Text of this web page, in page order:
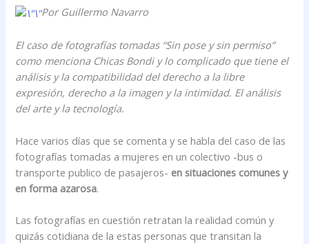
Por Guillermo Navarro
El caso de fotografías tomadas “Sin pose y sin permiso”
como menciona Chicas Bondi y lo complicado que tiene el
análisis y la compatibilidad del derecho a la libre
expresión, derecho a la imagen y la intimidad. El análisis
del arte y la tecnología.
Hace varios días que se comenta y se habla del caso de las
fotografías tomadas a mujeres en un colectivo -bus o
transporte publico de pasajeros- en situaciones comunes y
en forma azarosa.
Las fotografías en cuestión retratan la realidad común y
quizás cotidiana de la estas personas que transitan la